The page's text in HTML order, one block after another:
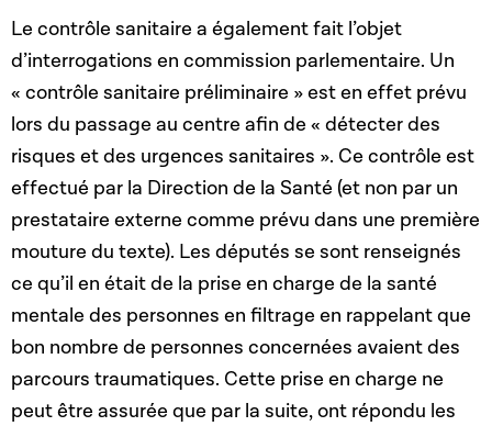
Le contrôle sanitaire a également fait l’objet
d’interrogations en commission parlementaire. Un
« contrôle sanitaire préliminaire » est en effet prévu
lors du passage au centre afin de « détecter des
risques et des urgences sanitaires ». Ce contrôle est
effectué par la Direction de la Santé (et non par un
prestataire externe comme prévu dans une première
mouture du texte). Les députés se sont renseignés
ce qu’il en était de la prise en charge de la santé
mentale des personnes en filtrage en rappelant que
bon nombre de personnes concernées avaient des
parcours traumatiques. Cette prise en charge ne
peut être assurée que par la suite, ont répondu les